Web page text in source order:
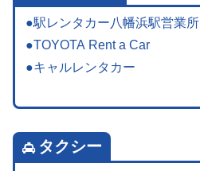
●駅レンタカー八幡浜駅営業所
●TOYOTA Rent a Car
●キャルレンタカー
タクシー